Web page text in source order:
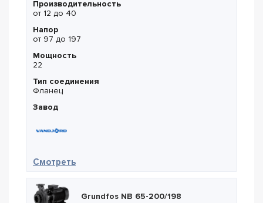
Производительность
от 12 до 40
Напор
от 97 до 197
Мощность
22
Тип соединения
Фланец
Завод
Смотреть— Vandjord CRV 32-11CN
Grundfos NB 65-200/198